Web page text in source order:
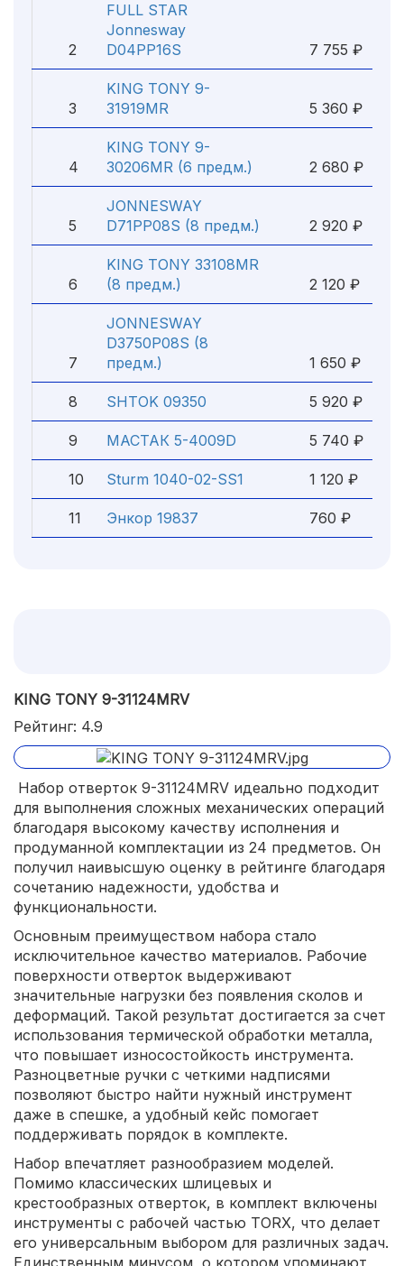
2
FULL STAR
Jonnesway
D04PP16S
7 755 ₽
3
KING TONY 9-
31919MR
5 360 ₽
4
KING TONY 9-
30206MR (6 предм.)
2 680 ₽
5
JONNESWAY
D71PP08S (8 предм.)
2 920 ₽
6
KING TONY 33108MR
(8 предм.)
2 120 ₽
7
JONNESWAY
D3750P08S (8
предм.)
1 650 ₽
8 SHTOK 09350 5 920 ₽
9 МАСТАК 5-4009D 5 740 ₽
10 Sturm 1040-02-SS1 1 120 ₽
11 Энкор 19837 760 ₽
KING TONY 9-31124MRV
Рейтинг: 4.9
Набор отверток 9-31124MRV идеально подходит
для выполнения сложных механических операций
благодаря высокому качеству исполнения и
продуманной комплектации из 24 предметов. Он
получил наивысшую оценку в рейтинге благодаря
сочетанию надежности, удобства и
функциональности.
Основным преимуществом набора стало
исключительное качество материалов. Рабочие
поверхности отверток выдерживают
значительные нагрузки без появления сколов и
деформаций. Такой результат достигается за счет
использования термической обработки металла,
что повышает износостойкость инструмента.
Разноцветные ручки с четкими надписями
позволяют быстро найти нужный инструмент
даже в спешке, а удобный кейс помогает
поддерживать порядок в комплекте.
Набор впечатляет разнообразием моделей.
Помимо классических шлицевых и
крестообразных отверток, в комплект включены
инструменты с рабочей частью TORX, что делает
его универсальным выбором для различных задач.
Единственным минусом, о котором упоминают